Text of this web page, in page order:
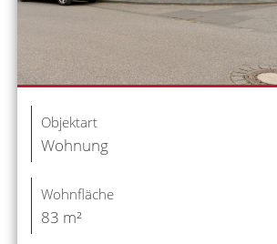
Objektart
Wohnung
Wohnfläche
83 m²